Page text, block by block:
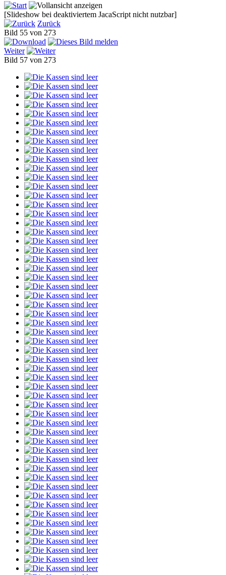
[Slideshow bei deaktiviertem JacaScript nicht nutzbar]
Zurück
Bild 55 von 273
Weiter
Bild 57 von 273